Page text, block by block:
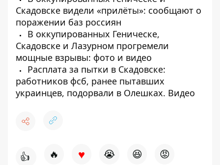
Скадовске видели «прилёты»: сообщают о
поражении баз россиян
В оккупированных Геническе,
Скадовске и Лазурном прогремели
мощные взрывы: фото и видео
Расплата за пытки в Скадовске:
работников фсб, ранее пытавших
украинцев, подорвали в Олешках. Видео
👍 🔥 ♥ 😭 😆 😡